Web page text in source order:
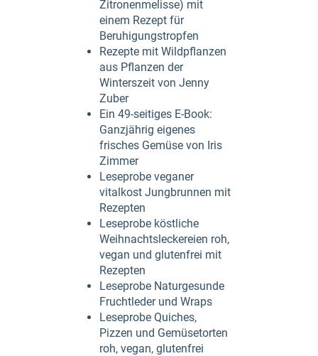
Zitronenmelisse) mit
einem Rezept für
Beruhigungstropfen
Rezepte mit Wildpflanzen
aus Pflanzen der
Winterszeit von Jenny
Zuber
Ein 49-seitiges E-Book:
Ganzjährig eigenes
frisches Gemüse von Iris
Zimmer
Leseprobe veganer
vitalkost Jungbrunnen mit
Rezepten
Leseprobe köstliche
Weihnachtsleckereien roh,
vegan und glutenfrei mit
Rezepten
Leseprobe Naturgesunde
Fruchtleder und Wraps
Leseprobe Quiches,
Pizzen und Gemüsetorten
roh, vegan, glutenfrei